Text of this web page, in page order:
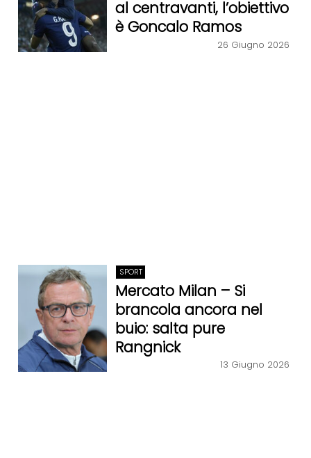
al centravanti, l’obiettivo
è Goncalo Ramos
26 Giugno 2026
SPORT
Mercato Milan – Si
brancola ancora nel
buio: salta pure
Rangnick
13 Giugno 2026